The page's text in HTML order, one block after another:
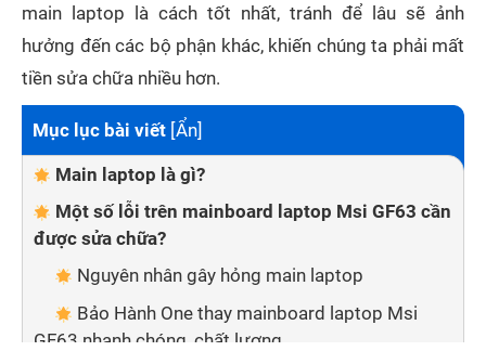
main laptop là cách tốt nhất, tránh để lâu sẽ ảnh
hưởng đến các bộ phận khác, khiến chúng ta phải mất
tiền sửa chữa nhiều hơn.
Mục lục bài viết [Ẩn]
Main laptop là gì?
Một số lỗi trên mainboard laptop Msi GF63 cần
được sửa chữa?
Nguyên nhân gây hỏng main laptop
Bảo Hành One thay mainboard laptop Msi
GF63 nhanh chóng, chất lượng